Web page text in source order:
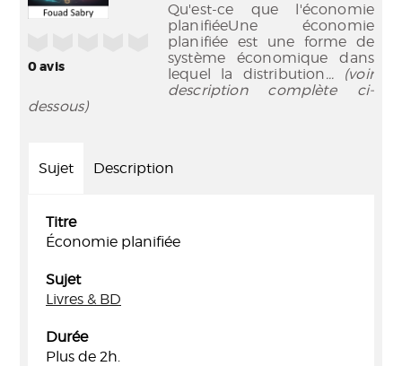
0avis
Qu'est-ce que l'économie
planifiéeUne économie
planifiée est une forme de
système économique dans
lequel la distribution... (voir
description complète ci-
dessous)
Sujet Description
Titre
Économie planifiée
Sujet
Livres & BD
Durée
Plus de 2h.